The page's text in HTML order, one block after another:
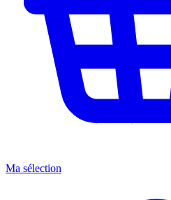
Ma sélection